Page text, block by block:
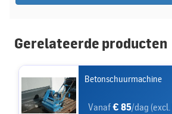
Gerelateerde producten
Betonschuurmachine
Vanaf€ 85/dag (excl.